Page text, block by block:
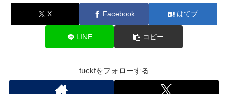
X Facebook はてブ
LINE コピー
tuckfをフォローする